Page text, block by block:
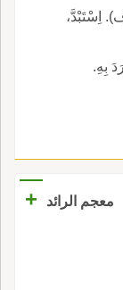
اِسْتَبْدَّ،
بِهِ.
معجم الرائد +